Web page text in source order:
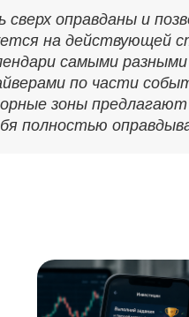
оправданы и
на действующей
самыми разными
по части
зоны
полностью